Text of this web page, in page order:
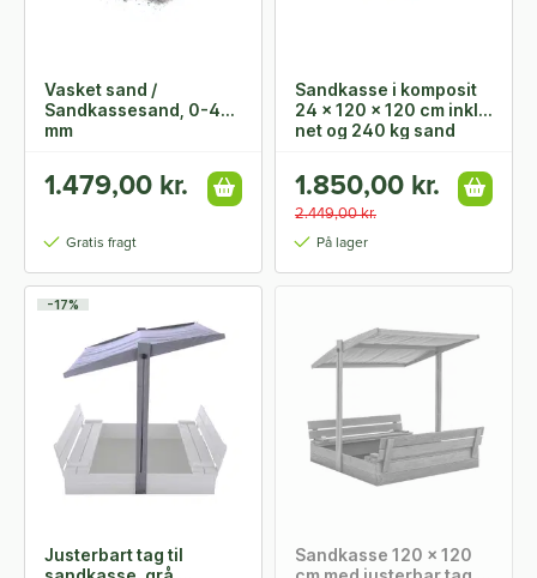
Vasket sand /
Sandkassesand, 0-4
mm
1.479,00 kr.
Gratis fragt
Sandkasse i komposit
24 x 120 x 120 cm inkl.
net og 240 kg sand
1.850,00 kr.
2.449,00 kr.
På lager
-17%
Justerbart tag til
Sandkasse 120 x 120